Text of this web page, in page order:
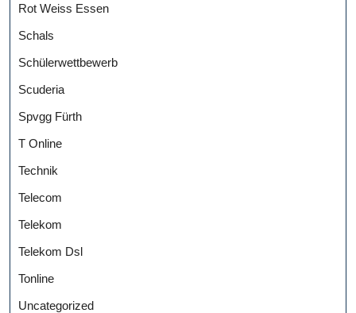
Rot Weiss Essen
Schals
Schülerwettbewerb
Scuderia
Spvgg Fürth
T Online
Technik
Telecom
Telekom
Telekom Dsl
Tonline
Uncategorized